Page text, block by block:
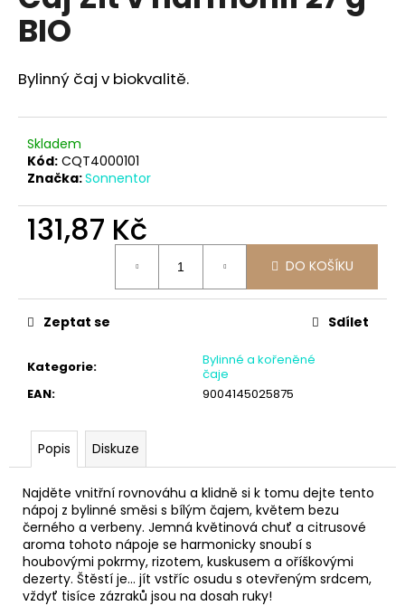
0,0
hvězdiček.
BIO
Bylinný čaj v biokvalitě.
Skladem
Kód: CQT4000101
Značka:Sonnentor
131,87 Kč
DO KOŠÍKU
Kategorie:
Bylinné a kořeněné
čaje
EAN: 9004145025875
Zeptat se Sdílet
Popis Diskuze
Najděte vnitřní rovnováhu a klidně si k tomu dejte tento
nápoj z bylinné směsi s bílým čajem, květem bezu
černého a verbeny. Jemná květinová chuť a citrusové
aroma tohoto nápoje se harmonicky snoubí s
houbovými pokrmy, rizotem, kuskusem a oříškovými
dezerty. Štěstí je... jít vstříc osudu s otevřeným srdcem,
vždyť tisíce zázraků jsou na dosah ruky!
a
j
í
t
?
HLEDAT
p
u
e
m
e